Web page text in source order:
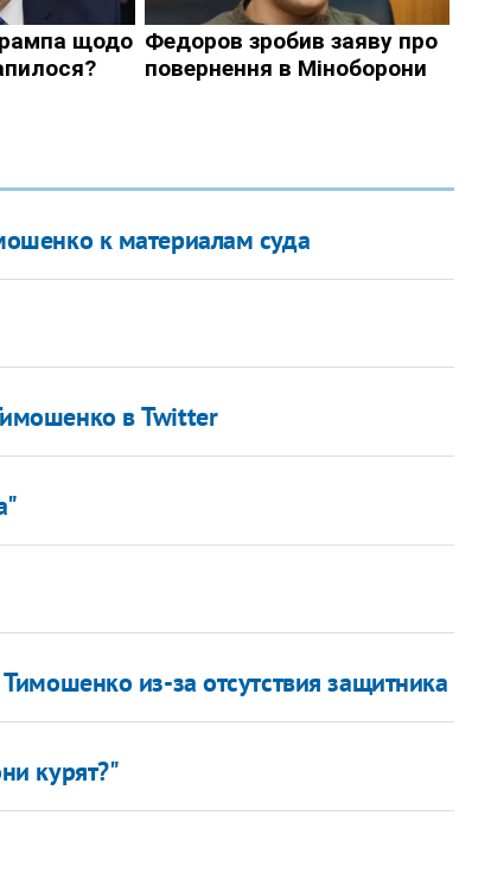
к материалам суда
в Twitter
из-за отсутствия защитника
курят?"